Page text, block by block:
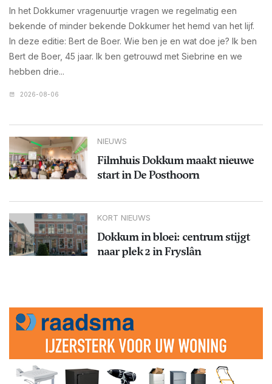
In het Dokkumer vragenuurtje vragen we regelmatig een
bekende of minder bekende Dokkumer het hemd van het lijf.
In deze editie: Bert de Boer. Wie ben je en wat doe je? Ik ben
Bert de Boer, 45 jaar. Ik ben getrouwd met Siebrine en we
hebben drie...
2026-08-06
NIEUWS
Filmhuis Dokkum maakt nieuwe
start in De Posthoorn
KORT NIEUWS
Dokkum in bloei: centrum stijgt
naar plek 2 in Fryslân